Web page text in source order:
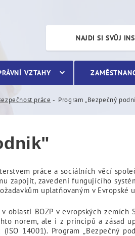
NAJDI SI SVŮJ
VZTAHY
práce Program „Bezpečný
práce a sociálních věcí
zapojit, zavedení fungujícího
uplatňovaným v Evropské
BOZP v evropských zemích
norem, ale i z principů a zásad
14001). Program „Bezpečný